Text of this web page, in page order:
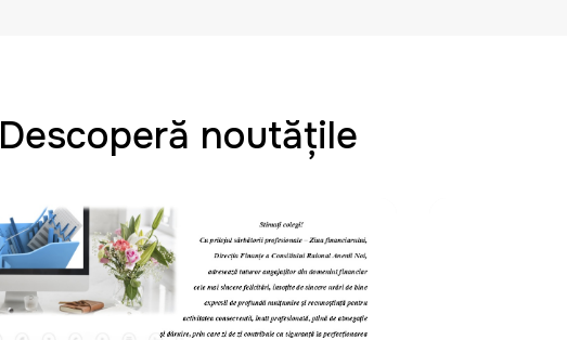
Descoperă noutățile